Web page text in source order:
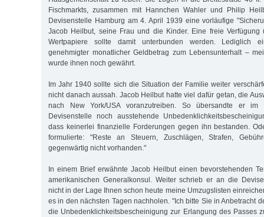
Fischmarkts, zusammen mit Hannchen Wahler und Philip
Devisenstelle Hamburg am 4. April 1939 eine vorläufige
Jacob Heilbut, seine Frau und die Kinder. Eine freie Verfügung
Wertpapiere sollte damit unterbunden werden. Lediglich
genehmigter monatlicher Geldbetrag zum Lebensunterhalt –
wurde ihnen noch gewährt.
Im Jahr 1940 sollte sich die Situation der Familie weiter
nicht danach aussah. Jacob Heilbut hatte viel dafür getan, die
nach New York/USA voranzutreiben. So übersandte er
Devisenstelle noch ausstehende
dass keinerlei finanzielle Forderungen gegen ihn bestanden.
formulierte: "Reste an Steuern, Zuschlägen, Strafen,
gegenwärtig nicht vorhanden."
In einem Brief erwähnte Jacob Heilbut einen bevorstehenden
amerikanischen Generalkonsul. Weiter schrieb er an die
nicht in der Lage Ihnen schon heute meine Umzugslisten
es in den nächsten Tagen nachholen. "Ich bitte Sie in Anbetracht
die Unbedenklichkeitsbescheinigung zur Erlangung des Passes